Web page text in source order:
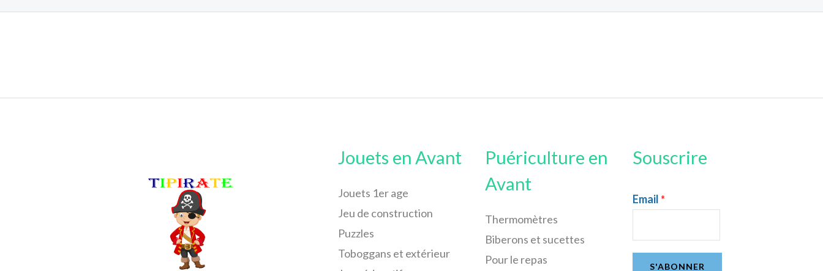
Jouets en Avant
Jouets 1er age
Jeu de construction
Puzzles
Toboggans et extérieur
Puériculture en
Avant
Thermomètres
Biberons et sucettes
Pour le repas
Souscrire
Email *
S'ABONNER